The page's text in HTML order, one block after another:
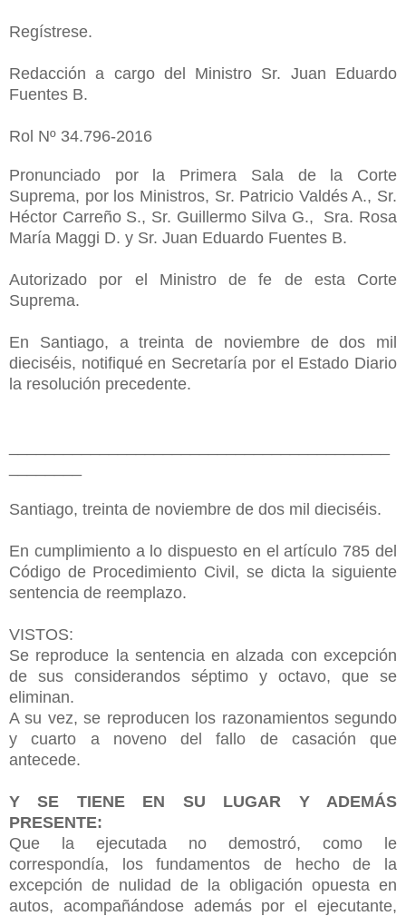
Regístrese.
Redacción a cargo del Ministro Sr. Juan Eduardo
Fuentes B.
Rol Nº 34.796-2016
Pronunciado por la Primera Sala de la Corte
Suprema, por los Ministros, Sr. Patricio Valdés A., Sr.
Héctor Carreño S., Sr. Guillermo Silva G., Sra. Rosa
María Maggi D. y Sr. Juan Eduardo Fuentes B.
Autorizado por el Ministro de fe de esta Corte
Suprema.
En Santiago, a treinta de noviembre de dos mil
dieciséis, notifiqué en Secretaría por el Estado Diario
la resolución precedente.
Santiago, treinta de noviembre de dos mil dieciséis.
En cumplimiento a lo dispuesto en el artículo 785 del
Código de Procedimiento Civil, se dicta la siguiente
sentencia de reemplazo.
VISTOS:
Se reproduce la sentencia en alzada con excepción
de sus considerandos séptimo y octavo, que se
eliminan.
A su vez, se reproducen los razonamientos segundo
y cuarto a noveno del fallo de casación que
antecede.
Y SE TIENE EN SU LUGAR Y ADEMÁS
PRESENTE:
Que la ejecutada no demostró, como le
correspondía, los fundamentos de hecho de la
excepción de nulidad de la obligación opuesta en
autos, acompañándose además por el ejecutante,